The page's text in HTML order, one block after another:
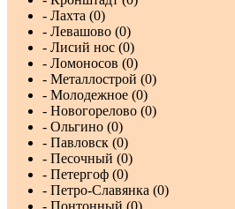
- Лахта (0)
- Левашово (0)
- Лисий нос (0)
- Ломоносов (0)
- Металлострой (0)
- Молодежное (0)
- Новогорелово (0)
- Ольгино (0)
- Павловск (0)
- Песочный (0)
- Петергоф (0)
- Петро-Славянка (0)